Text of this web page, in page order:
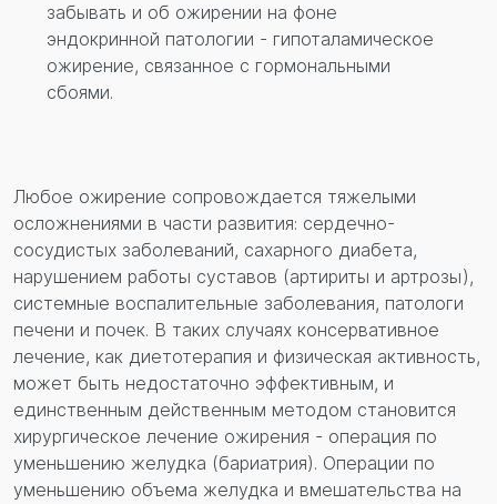
забывать и об ожирении на фоне
эндокринной патологии - гипоталамическое
ожирение, связанное с гормональными
сбоями.
Любое ожирение сопровождается тяжелыми
осложнениями в части развития: сердечно-
сосудистых заболеваний, сахарного диабета,
нарушением работы суставов (артириты и артрозы),
системные воспалительные заболевания, патологи
печени и почек. В таких случаях консервативное
лечение, как диетотерапия и физическая активность,
может быть недостаточно эффективным, и
единственным действенным методом становится
хирургическое лечение ожирения - операция по
уменьшению желудка (бариатрия). Операции по
уменьшению объема желудка и вмешательства на